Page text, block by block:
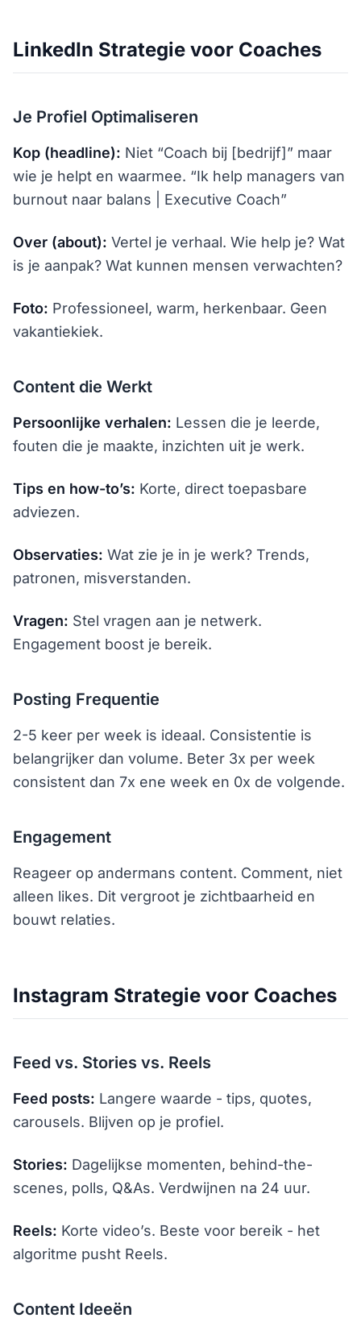
LinkedIn Strategie voor Coaches
Je Profiel Optimaliseren
Kop (headline): Niet “Coach bij [bedrijf]” maar
wie je helpt en waarmee. “Ik help managers van
burnout naar balans | Executive Coach”
Over (about): Vertel je verhaal. Wie help je? Wat
is je aanpak? Wat kunnen mensen verwachten?
Foto: Professioneel, warm, herkenbaar. Geen
vakantiekiek.
Content die Werkt
Persoonlijke verhalen: Lessen die je leerde,
fouten die je maakte, inzichten uit je werk.
Tips en how-to’s: Korte, direct toepasbare
adviezen.
Observaties: Wat zie je in je werk? Trends,
patronen, misverstanden.
Vragen: Stel vragen aan je netwerk.
Engagement boost je bereik.
Posting Frequentie
2-5 keer per week is ideaal. Consistentie is
belangrijker dan volume. Beter 3x per week
consistent dan 7x ene week en 0x de volgende.
Engagement
Reageer op andermans content. Comment, niet
alleen likes. Dit vergroot je zichtbaarheid en
bouwt relaties.
Instagram Strategie voor Coaches
Feed vs. Stories vs. Reels
Feed posts: Langere waarde - tips, quotes,
carousels. Blijven op je profiel.
Stories: Dagelijkse momenten, behind-the-
scenes, polls, Q&As. Verdwijnen na 24 uur.
Reels: Korte video’s. Beste voor bereik - het
algoritme pusht Reels.
Content Ideeën